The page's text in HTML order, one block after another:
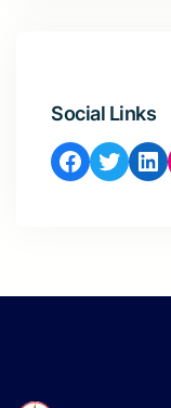
Social Links
Facebook Twitter LinkedIn